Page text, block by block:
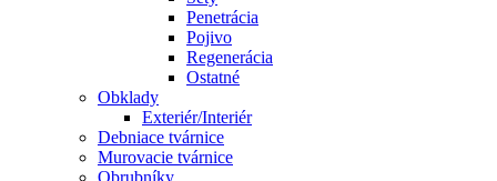
Penetrácia
Pojivo
Regenerácia
Ostatné
Obklady
Exteriér/Interiér
Debniace tvárnice
Murovacie tvárnice
Obrubníky